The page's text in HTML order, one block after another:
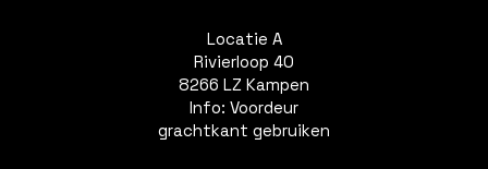
Locatie A
Rivierloop 40
8266 LZ Kampen
Info: Voordeur
grachtkant gebruiken